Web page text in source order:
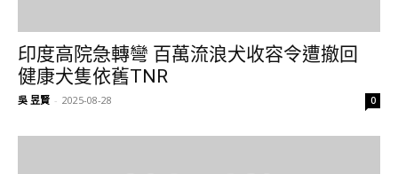
印度高院急轉彎 百萬流浪犬收容令遭撤回
健康犬隻依舊TNR
吳 昱賢 - 2025-08-28 0